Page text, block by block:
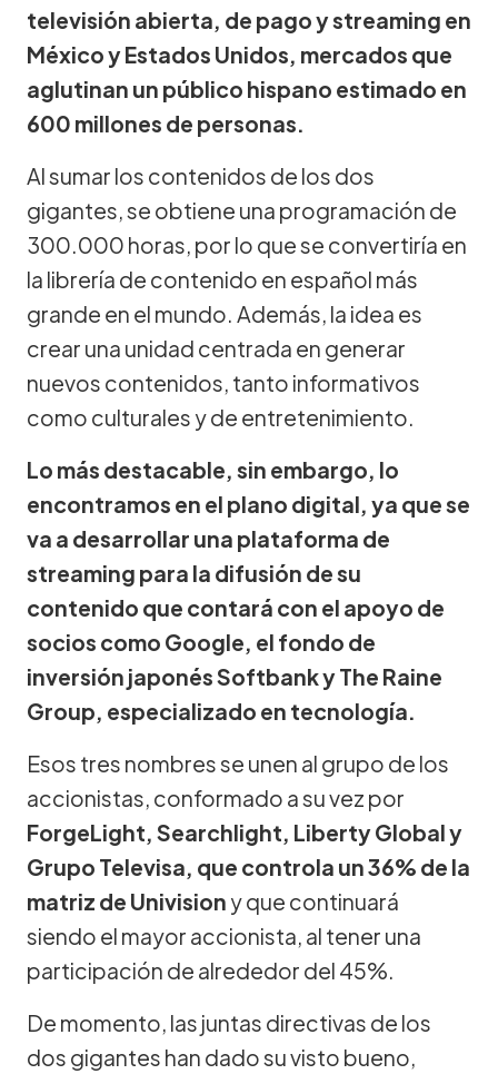
televisión abierta, de pago y streaming en
México y Estados Unidos, mercados que
aglutinan un público hispano estimado en
600 millones de personas.
Al sumar los contenidos de los dos
gigantes, se obtiene una programación de
300.000 horas, por lo que se convertiría en
la librería de contenido en español más
grande en el mundo. Además, la idea es
crear una unidad centrada en generar
nuevos contenidos, tanto informativos
como culturales y de entretenimiento.
Lo más destacable, sin embargo, lo
encontramos en el plano digital, ya que se
va a desarrollar una plataforma de
streaming para la difusión de su
contenido que contará con el apoyo de
socios como Google, el fondo de
inversión japonés Softbank y The Raine
Group, especializado en tecnología.
Esos tres nombres se unen al grupo de los
accionistas, conformado a su vez por
ForgeLight, Searchlight, Liberty Global y
Grupo Televisa, que controla un 36% de la
matriz de Univision y que continuará
siendo el mayor accionista, al tener una
participación de alrededor del 45%.
De momento, las juntas directivas de los
dos gigantes han dado su visto bueno,